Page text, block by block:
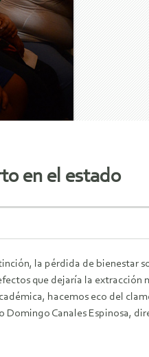
en el estado
la pérdida de bienestar
que dejaría la extracción
hacemos eco del
Domingo Canales Espinosa,